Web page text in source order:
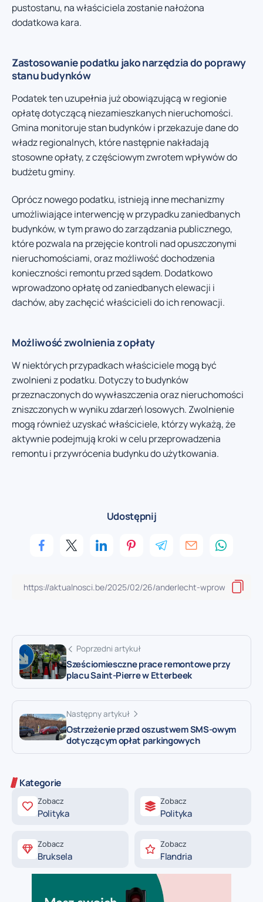
pustostanu, na właściciela zostanie nałożona
dodatkowa kara.
Zastosowanie podatku jako narzędzia do poprawy
stanu budynków
Podatek ten uzupełnia już obowiązującą w regionie
opłatę dotyczącą niezamieszkanych nieruchomości.
Gmina monitoruje stan budynków i przekazuje dane do
władz regionalnych, które następnie nakładają
stosowne opłaty, z częściowym zwrotem wpływów do
budżetu gminy.
Oprócz nowego podatku, istnieją inne mechanizmy
umożliwiające interwencję w przypadku zaniedbanych
budynków, w tym prawo do zarządzania publicznego,
które pozwala na przejęcie kontroli nad opuszczonymi
nieruchomościami, oraz możliwość dochodzenia
konieczności remontu przed sądem. Dodatkowo
wprowadzono opłatę od zaniedbanych elewacji i
dachów, aby zachęcić właścicieli do ich renowacji.
Możliwość zwolnienia z opłaty
W niektórych przypadkach właściciele mogą być
zwolnieni z podatku. Dotyczy to budynków
przeznaczonych do wywłaszczenia oraz nieruchomości
zniszczonych w wyniku zdarzeń losowych. Zwolnienie
mogą również uzyskać właściciele, którzy wykażą, że
aktywnie podejmują kroki w celu przeprowadzenia
remontu i przywrócenia budynku do użytkowania.
Udostępnij
Poprzedni artykuł
Sześciomiesczne prace remontowe przy
placu Saint-Pierre w Etterbeek
Następny artykuł
Ostrzeżenie przed oszustwem SMS-owym
dotyczącym opłat parkingowych
Kategorie
Zobacz
Polityka
Zobacz
Polityka
Zobacz
Bruksela
Zobacz
Flandria